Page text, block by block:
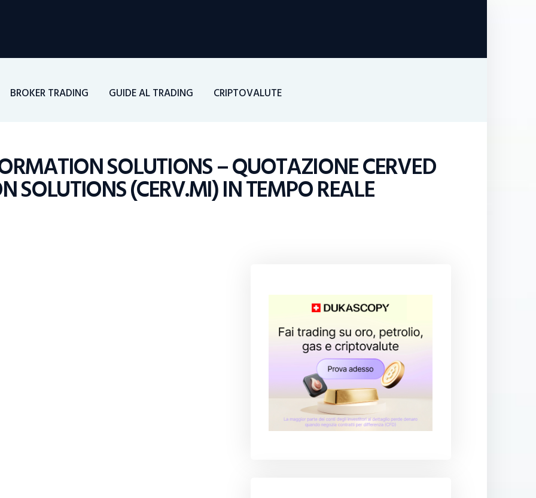
BROKER TRADING GUIDE AL TRADING CRIPTOVALUTE
SOLUTIONS – QUOTAZIONE CERVED
SOLUTIONS (CERV.MI) IN TEMPO REALE
Al Trading